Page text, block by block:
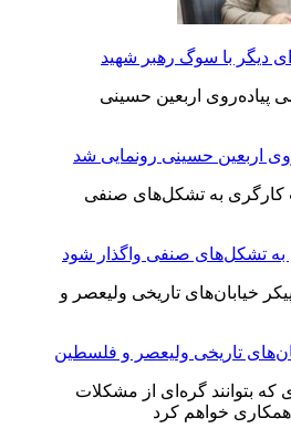
اربعین حسینی رونمایی شد
به تشکل‌های صنفی واگذار شود
تاریخی ولیعصر و فلسطین